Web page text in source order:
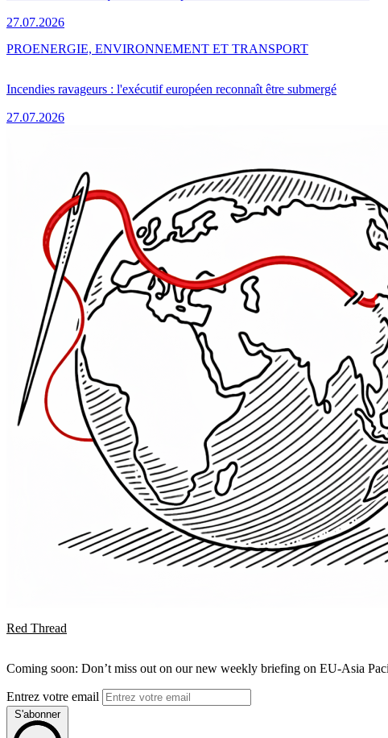
27.07.2026
Incendies ravageurs : l'exécutif européen reconnaît être submergé
27.07.2026
PROENERGIE, ENVIRONNEMENT ET TRANSPORT
Red Thread
Coming soon: Don’t miss out on our new weekly briefing on EU-Asia
Entrez votre email
S'abonner